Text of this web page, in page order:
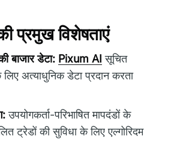
प्रमुख विशेषताएं
बाजार डेटा: Pixum AI सूचित
लिए अत्याधुनिक डेटा प्रदान करता
उपयोगकर्ता-परिभाषित मापदंडों के
ट्रेडों की सुविधा के लिए एल्गोरिदम